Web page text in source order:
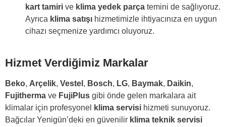
kart tamiri ve klima yedek parça temini de sağlıyoruz.
Ayrıca klima satışı hizmetimizle ihtiyacınıza en uygun
cihazı seçmenize yardımcı oluyoruz.
Hizmet Verdiğimiz Markalar
Beko, Arçelik, Vestel , Bosch, LG, Baymak, Daikin,
Fujitherma ve FujiPlus gibi önde gelen markalara ait
klimalar için profesyonel
klima servisi hizmeti sunuyoruz.
Bağcılar Yenigün’deki en güvenilir klima teknik servisi